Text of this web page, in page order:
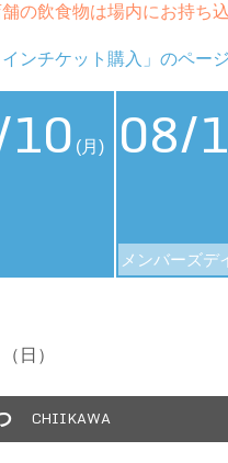
の飲食物は場内にお持ち
インチケット購入」のページ
(月) 08/
メンバーズデ
（日）
CHIIKAWA